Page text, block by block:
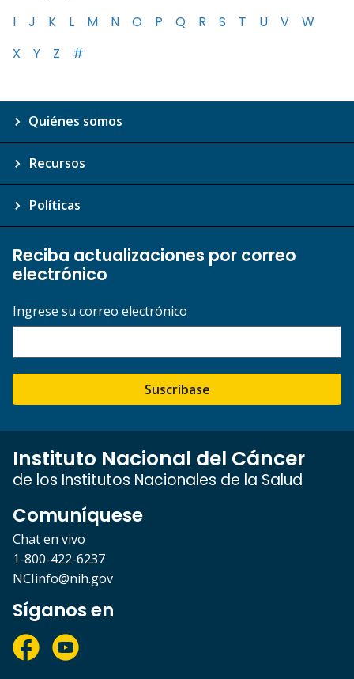
I
J K L M N O P Q R S T U V
W
X
Y Z #
Quiénes somos
Recursos
Políticas
Reciba actualizaciones por correo
electrónico
Ingrese su correo electrónico
Suscríbase
Instituto Nacional del Cáncer
de los Institutos Nacionales de la Salud
Comuníquese
Chat en vivo
1-800-422-6237
NCIinfo@nih.gov
Síganos en